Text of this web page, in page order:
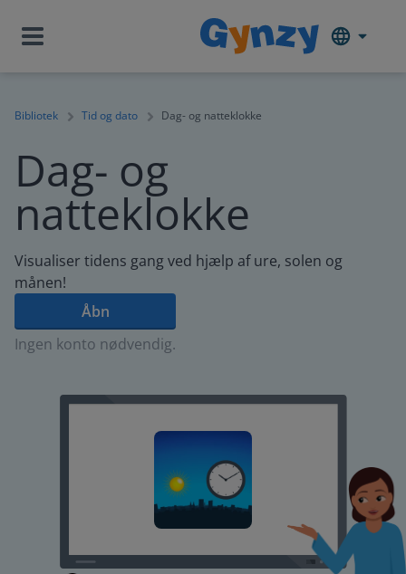
Bibliotek Tid og dato Dag- og natteklokke
Dag- og
natteklokke
Visualiser tidens gang ved hjælp af ure, solen og
månen!
Åbn
Ingen konto nødvendig.